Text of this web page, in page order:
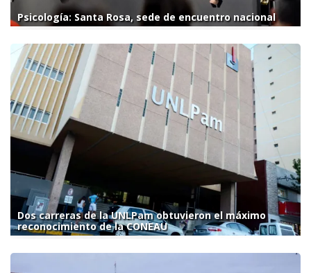
Psicología: Santa Rosa, sede de encuentro nacional
Dos carreras de la UNLPam obtuvieron el máximo
reconocimiento de la CONEAU